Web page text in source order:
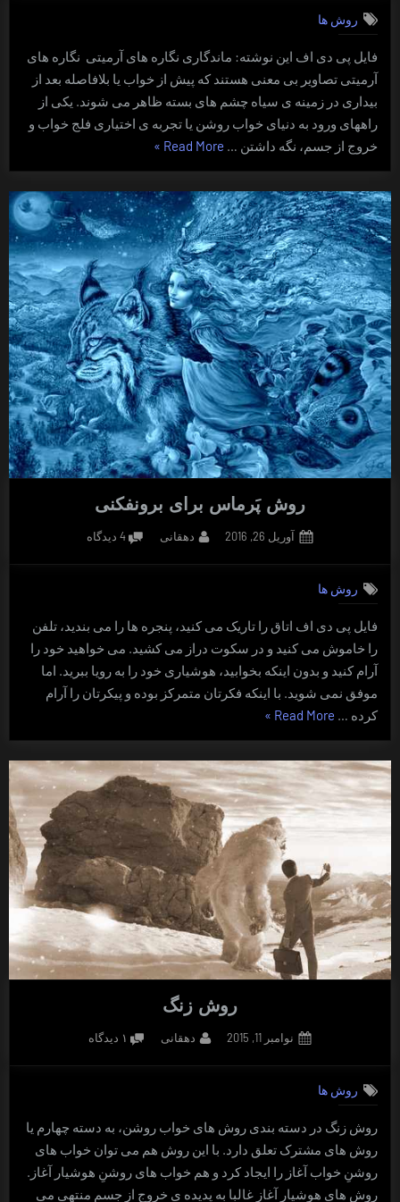
نگه
داری
توجه
بر
آنها
روش ها
فایل پی دی اف این نوشته: ماندگاری نگاره های آرمیتی نگاره های
آرمیتی تصاویر بی معنی هستند که پیش از خواب یا بلافاصله بعد از
بیداری در زمینه ی سیاه چشم های بسته ظاهر می شوند. یکی از
راههای ورود به دنیای خواب روشن یا تجربه ی اختیاری فلج خواب و
خروج از جسم، نگه داشتن … Read More “نگاره
آرمیتی
و
نگه
داری
توجه
بر
آنها”
»
روش پَرماس برای برونفکنی
Posted
آوریل 26, 2016 By
دهقانی 4 دیدگاه
برای
روش ها
فایل پی دی اف اتاق را تاریک می کنید، پنجره ها را می بندید، تلفن
را خاموش می کنید و در سکوت دراز می کشید. می خواهید خود را
آرام کنید و بدون اینکه بخوابید، هوشیاری خود را به رویا ببرید. اما
موفق نمی شوید. با اینکه فکرتان متمرکز بوده و پیکرتان را آرام
کرده … Read More “روش
برای
برونفکنی”
»
روش زنگ
Posted
نوامبر 11, 2015 By
دهقانی ۱ دیدگاه
روش ها
روش زنگ در دسته بندی روش های خواب روشن، به دسته چهارم یا
روش های مشترک تعلق دارد. با این روش هم می توان خواب های
روشنِ خواب آغاز را ایجاد کرد و هم خواب های روشنِ هوشیار آغاز.
روش های هوشیار آغاز غالبا به پدیده ی خروج از جسم منتهی می